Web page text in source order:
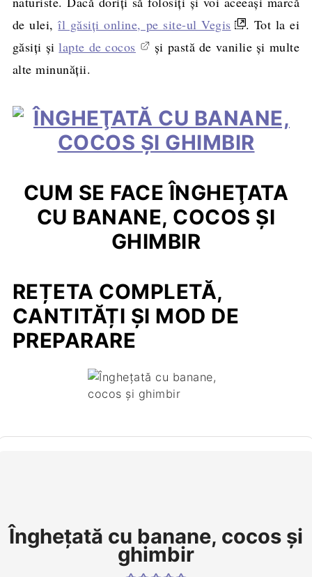
de ulei,îl găsiţi online, pe site-ul Vegis
. Tot la ei
găsiţi şilapte de cocos
şi pastă de vanilie şi multe
alte minunăţii.
CUM SE FACE ÎNGHEŢATA
CU BANANE, COCOS ŞI
GHIMBIR
REȚETA COMPLETĂ,
CANTITĂȚI ȘI MOD DE
PREPARARE
Îngheţată cu banane, cocos şi
ghimbir